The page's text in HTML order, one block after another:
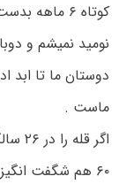
کوتاه ۶
نومید نمیشم و
دوستان ما تا ابد
ماست .
۶۰ هم شگفت انگیزند و هر انسانی محصول گذشته ی خود است .